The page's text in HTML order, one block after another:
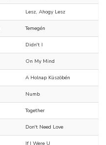
Lesz, Ahogy Lesz
Temegén
Didn't I
On My Mind
A Holnap Küszöbén
Numb
Together
Don't Need Love